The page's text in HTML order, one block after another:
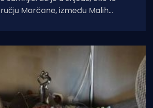
Marčane, između Malih